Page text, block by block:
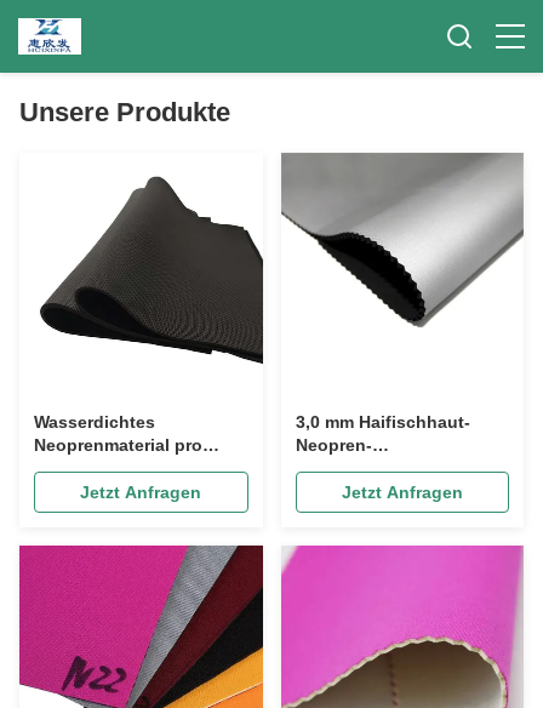
Unsere Produkte
Wasserdichtes
Neoprenmaterial pro
Meter, 1,0 mm - 25,0 mm
selbstklebende
Neoprenplatte
Jetzt Anfragen
3,0 mm Haifischhaut-
Neopren-
Kautschukplatte, Nylon-
Lycra-laminierter
Neoprenstoff
Jetzt Anfragen